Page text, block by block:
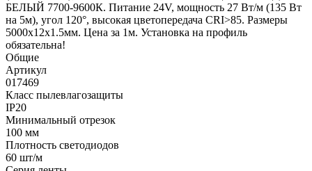
БЕЛЫЙ 7700-9600К. Питание 24V, мощность 27 Вт/м (135 Вт
на 5м), угол 120°, высокая цветопередача CRI>85. Размеры
5000х12х1.5мм. Цена за 1м. Установка на профиль
обязательна!
Общие
Артикул
017469
Класс пылевлагозащиты
IP20
Минимальный отрезок
100 мм
Плотность светодиодов
60 шт/м